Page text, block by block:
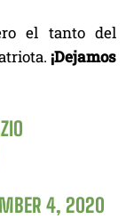
el tanto del
¡Dejamos
4, 2020